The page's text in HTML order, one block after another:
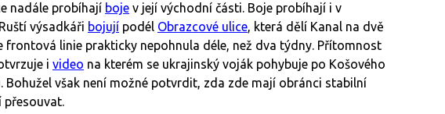
nadále probíhají boje v její východní části. Boje probíhají i v
výsadkáři bojují podél Obrazcové ulice, která dělí Kanal na dvě
frontová linie prakticky nepohnula déle, než dva týdny. Přítomnost
i video na kterém se ukrajinský voják pohybuje po Košového
Bohužel však není možné potvrdit, zda zde mají obránci stabilní
přesouvat.